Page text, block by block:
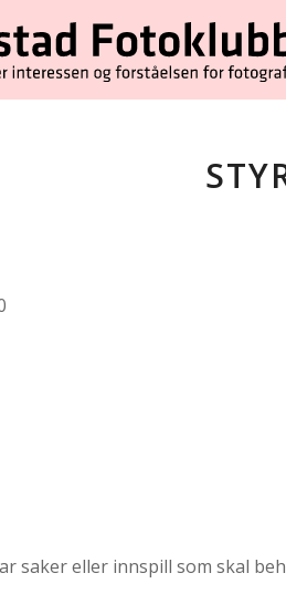
saker eller innspill som skal